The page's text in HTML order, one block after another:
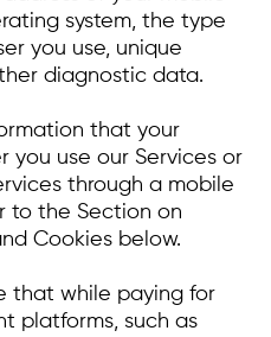
system, the type
you use, unique
diagnostic data.
that your
you use our Services or
through a mobile
to the Section on
Cookies below.
that while paying for
platforms, such as